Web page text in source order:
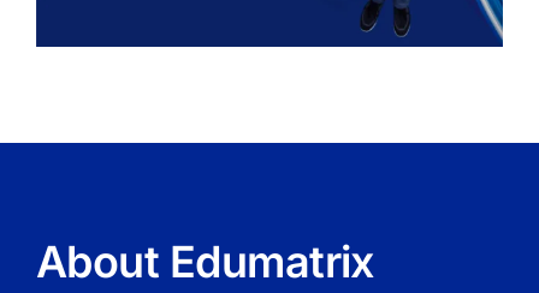
About Edumatrix